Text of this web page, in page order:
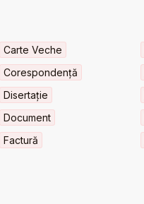
Carte Veche
Corespondență
Disertație
Document
Factură